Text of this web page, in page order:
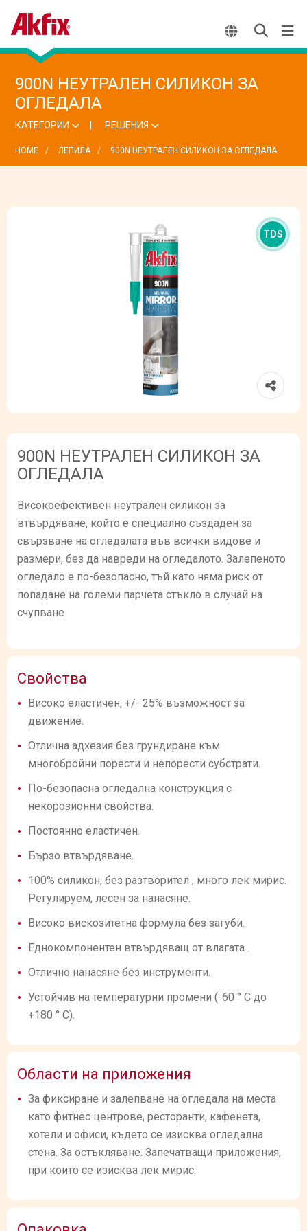
900N НЕУТРАЛЕН СИЛИКОН ЗА
ОГЛЕДАЛА
КАТЕГОРИИ РЕШЕНИЯ
HOME ЛЕПИЛА 900N НЕУТРАЛЕН СИЛИКОН ЗА ОГЛЕДАЛА
TDS
900N НЕУТРАЛЕН СИЛИКОН ЗА
ОГЛЕДАЛА
Високоефективен неутрален силикон за
втвърдяване, който е специално създаден за
свързване на огледалата във всички видове и
размери, без да навреди на огледалото. Залепеното
огледало е по-безопасно, тъй като няма риск от
попадане на големи парчета стъкло в случай на
счупване.
Свойства
Високо еластичен, +/- 25% възможност за
движение.
Отлична адхезия без грундиране към
многобройни порести и непорести субстрати.
По-безопасна огледална конструкция с
некорозионни свойства.
Постоянно еластичен.
Бързо втвърдяване.
100% силикон, без разтворител , много лек мирис.
Регулируем, лесен за нанасяне.
Високо вискозитетна формула без загуби.
Еднокомпонентен втвърдяващ от влагата .
Отлично нанасяне без инструменти.
Устойчив на температурни промени (-60 ° C до
+180 ° C).
Области на приложения
За фиксиране и залепване на огледала на места
като фитнес центрове, ресторанти, кафенета,
хотели и офиси, където се изисква огледална
стена. За остъкляване. Запечатващи приложения,
при които се изисква лек мирис.